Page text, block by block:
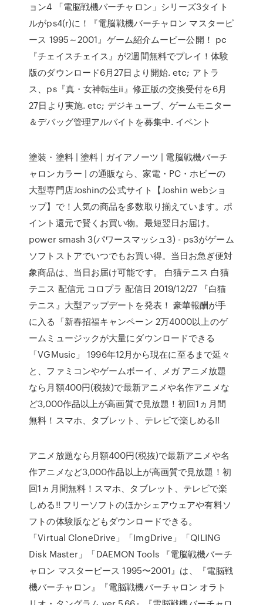
ョン4 「電脳戦機バーチャロン」シリーズ3タイト
ルがps4(r)に！『電脳戦機バーチャロン マスターピ
ース 1995～2001』ゲーム紹介ムービー公開！ pc
『チェイスチェイス』が2週間無料でプレイ！体験
版のダウンロード6月27日より開始. etc; アトラ
ス、ps『真・女神転生ii』修正版の交換受付を6月
27日より実施. etc; デジキューブ、ゲームモニター
＆デバッグ管理アルバイトを募集中. イベント
塗装・塗料 | 塗料 | ガイアノーツ | 電脳戦機バーチ
ャロンカラー | の通販なら、家電・PC・ホビーの
大型専門店Joshinの公式サイト【Joshin webショ
ップ】で！人気の商品を多数取り揃えています。ポ
イント還元で賢くお買い物。最短翌日お届け。
power smash 3(パワースマッシュ3) - ps3がゲーム
ソフトストアでいつでもお買い得。当日お急ぎ便対
象商品は、当日お届け可能です。 白猫テニス 白猫
テニス 配信元 コロプラ 配信日 2019/12/27 『白猫
テニス』大型アップデートを発表！ 豪華報酬が手
に入る「新春招福キャンペーン 2万4000以上のゲ
ームミュージックが大量にダウンロードできる
「VGMusic」 1996年12月から現在に至るまで延々
と、ファミコンやゲームボーイ、メガ アニメ放題
なら月額400円(税抜)で最新アニメや名作アニメな
ど3,000作品以上が高画質で見放題！初回1ヵ月間
無料！スマホ、タブレット、テレビで楽しめる!!
アニメ放題なら月額400円(税抜)で最新アニメや名
作アニメなど3,000作品以上が高画質で見放題！初
回1ヵ月間無料！スマホ、タブレット、テレビで楽
しめる!! フリーソフトのほかシェアウェアや有料ソ
フトの体験版などもダウンロードできる。
「Virtual CloneDrive」「ImgDrive」「QILING
Disk Master」「DAEMON Tools 『電脳戦機バーチ
ャロン マスターピース 1995〜2001』は、『電脳戦
機バーチャロン』『電脳戦機バーチャロン オラト